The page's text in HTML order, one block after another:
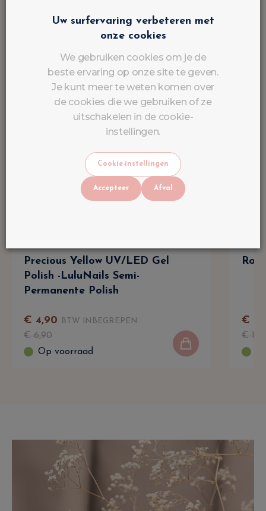
Precious Yellow UV/LED Gel
Polish -LuluNails Semi-
Permanente Polish
€ 4,90 BTW INBEGREPEN
€6,90
Op voorraad
€
€12
Uw surfervaring verbeteren met
onze cookies
We gebruiken cookies om je de
beste ervaring op onze site te geven.
Je kunt meer te weten komen over
de cookies die we gebruiken of ze
uitschakelen in de cookie-
instellingen.
Cookie-instellingen
Accepteer Afval